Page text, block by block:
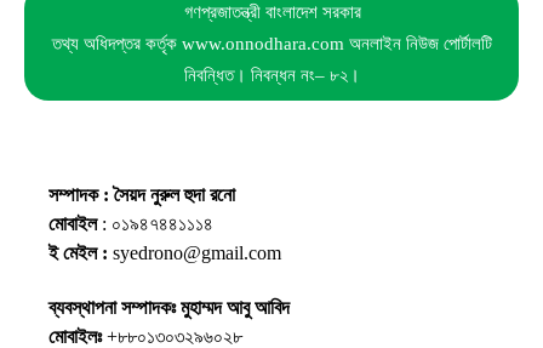
গণপ্রজাতন্ত্রী বাংলাদেশ সরকার
তথ্য অধিদপ্তর কর্তৃক www.onnodhara.com অনলাইন নিউজ পোর্টালটি
নিবন্ধিত। নিবন্ধন নং– ৮২।
সম্পাদক : সৈয়দ নুরুল হুদা রনো
মোবাইল: ০১৯৪৭৪৪১১১৪
ই মেইল : syedrono@gmail.com
ব্যবস্থাপনা সম্পাদকঃ মুহাম্মদ আবু আবিদ
মোবাইলঃ+৮৮০১৩০৩২৯৬০২৮